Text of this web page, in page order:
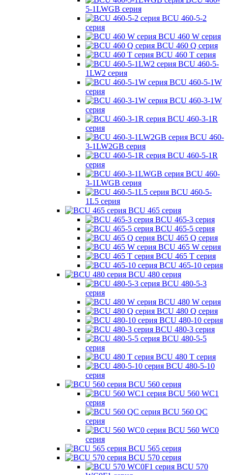
5-1LWGB серия
BCU 460-5-2
серия
BCU 460 W серия
BCU 460 Q серия
BCU 460 T серия
BCU 460-5-
1LW2 серия
BCU 460-5-1W
серия
BCU 460-3-1W
серия
BCU 460-3-1R
серия
BCU 460-
3-1LW2GB серия
BCU 460-5-1R
серия
BCU 460-
3-1LWGB серия
BCU 460-5-
1L5 серия
BCU 465 серия
BCU 465-3 серия
BCU 465-5 серия
BCU 465 Q серия
BCU 465 W серия
BCU 465 T серия
BCU 465-10 серия
BCU 480 серия
BCU 480-5-3
серия
BCU 480 W серия
BCU 480 Q серия
BCU 480-10 серия
BCU 480-3 серия
BCU 480-5-5
серия
BCU 480 T серия
BCU 480-5-10
серия
BCU 560 серия
BCU 560 WC1
серия
BCU 560 QC
серия
BCU 560 WC0
серия
BCU 565 серия
BCU 570 серия
BCU 570